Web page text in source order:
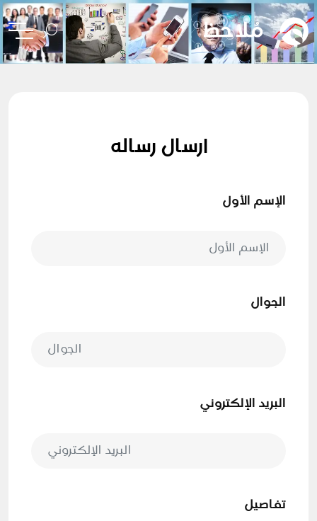
ارسال رساله
الإسم الأول
الجوال
البريد الإلكتروني
تفاصيل